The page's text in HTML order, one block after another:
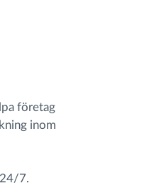
företag
inom
7.